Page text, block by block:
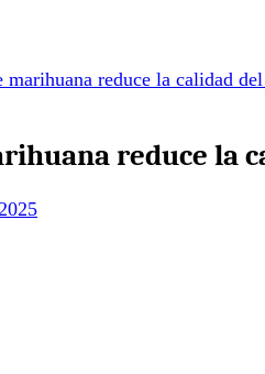
marihuana reduce la calidad
reduce la